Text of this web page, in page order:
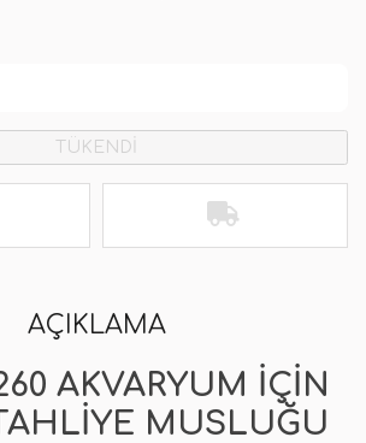
TÜKENDİ
AÇIKLAMA
AKVARYUM IÇIN
MUSLUĞU